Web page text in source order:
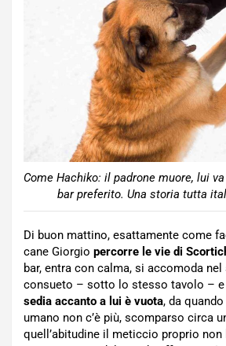
Come Hachiko: il padrone muore, lui
bar preferito. Una storia tutta
Di buon mattino, esattamente come
cane Giorgio percorre le vie di
bar, entra con calma, si accomoda
consueto – sotto lo stesso tavolo – e
sedia accanto a lui è vuota, da
umano non c’è più, scomparso circa
quell’abitudine il meticcio proprio non